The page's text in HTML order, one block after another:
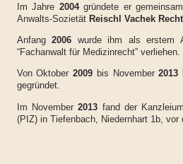
Im Jahre 2004gründete er
Anwalts-Sozietät Reischl Vachek
Anfang2006 wurde ihm als erstem
“Fachanwalt für Medizinrecht” verliehen.
Von Oktober2009 bis November2013
gegründet.
Im November2013 fand der
(PIZ) in Tiefenbach, Niedernhart 1b, vor